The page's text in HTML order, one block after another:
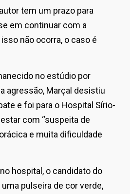
tem um prazo para
em continuar com a
não ocorra, o caso é
no estúdio por
agressão, Marçal desistiu
e foi para o Hospital Sírio-
com “suspeita de
e muita dificuldade
hospital, o candidato do
pulseira de cor verde,